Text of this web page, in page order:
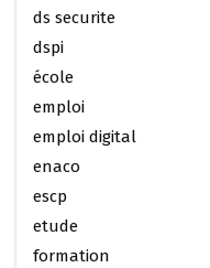
ds securite
dspi
école
emploi
emploi digital
enaco
escp
etude
formation